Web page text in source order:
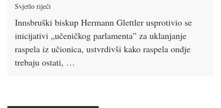
Svjetlo riječi
Innsbruški biskup Hermann Glettler usprotivio se
inicijativi „učeničkog parlamenta” za uklanjanje
raspela iz učionica, ustvrdivši kako raspela ondje
trebaju ostati, …